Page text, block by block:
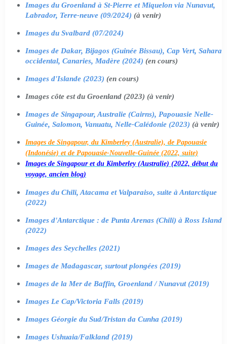
Images du Groenland à St-Pierre et Miquelon via Nunavut,
Labrador, Terre-neuve (09/2024) (à venir)
Images du Svalbard (07/2024)
Images de Dakar, Bijagos (Guinée Bissau), Cap Vert, Sahara
occidental, Canaries, Madère (2024) (en cours)
Images d'Islande (2023) (en cours)
Images côte est du Groenland (2023) (à venir)
Images de Singapour, Australie (Cairns), Papouasie Nelle-
Guinée, Salomon, Vanuatu, Nelle-Calédonie (2023) (à venir)
Images de Singapour, du Kimberley (Australie), de Papouasie
(Indonésie) et de Papouasie-Nouvelle-Guinée (2022, suite)
Images de Singapour et du Kimberley (Australie) (2022, début du
voyage, ancien blog)
Images du Chili, Atacama et Valparaiso, suite à Antarctique
(2022)
Images d'Antarctique : de Punta Arenas (Chili) à Ross Island
(2022)
Images des Seychelles (2021)
Images de Madagascar, surtout plongées (2019)
Images de la Mer de Baffin, Groenland / Nunavut (2019)
Images Le Cap/Victoria Falls (2019)
Images Géorgie du Sud/Tristan da Cunha (2019)
Images Ushuaia/Falkland (2019)